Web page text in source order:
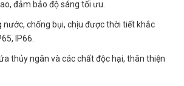
đảm bảo độ sáng tối ưu.
nước, chống bụi, chịu được thời tiết khắc
IP66.
thủy ngân và các chất độc hại, thân thiện